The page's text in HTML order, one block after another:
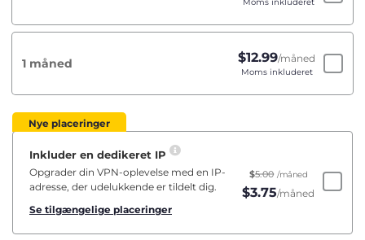
1 måned $12.99/måned
Moms inkluderet
Nye placeringer
Inkluder en dedikeret IP
Opgrader din VPN-oplevelse med en IP-
adresse, der udelukkende er tildelt dig.
Se tilgængelige placeringer
$5.00 /måned
$3.75/måned